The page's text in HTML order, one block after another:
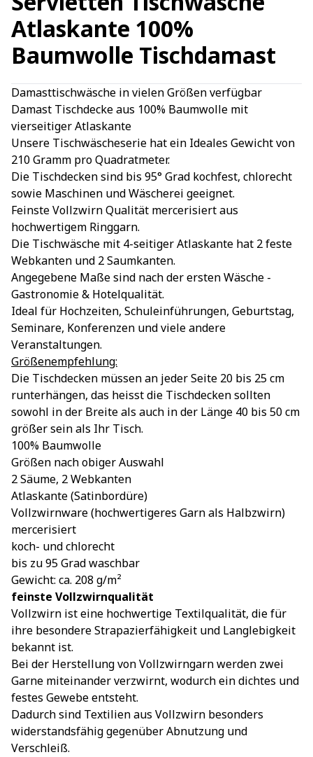
Atlaskante 100%
Baumwolle Tischdamast
Damasttischwäsche in vielen Größen verfügbar
Damast Tischdecke aus 100% Baumwolle mit
vierseitiger Atlaskante
Unsere Tischwäscheserie hat ein Ideales Gewicht von
210 Gramm pro Quadratmeter.
Die Tischdecken sind bis 95° Grad kochfest, chlorecht
sowie Maschinen und Wäscherei geeignet.
Feinste Vollzwirn Qualität mercerisiert aus
hochwertigem Ringgarn.
Die Tischwäsche mit 4-seitiger Atlaskante hat 2 feste
Webkanten und 2 Saumkanten.
Angegebene Maße sind nach der ersten Wäsche -
Gastronomie & Hotelqualität.
Ideal für Hochzeiten, Schuleinführungen, Geburtstag,
Seminare, Konferenzen und viele andere
Veranstaltungen.
Größenempfehlung:
Die Tischdecken müssen an jeder Seite 20 bis 25 cm
runterhängen, das heisst die Tischdecken sollten
sowohl in der Breite als auch in der Länge 40 bis 50 cm
größer sein als Ihr Tisch.
100% Baumwolle
Größen nach obiger Auswahl
2 Säume, 2 Webkanten
Atlaskante (Satinbordüre)
Vollzwirnware (hochwertigeres Garn als Halbzwirn)
mercerisiert
koch- und chlorecht
bis zu 95 Grad waschbar
Gewicht: ca. 208 g/m²
feinste Vollzwirnqualität
Vollzwirn ist eine hochwertige Textilqualität, die für
ihre besondere Strapazierfähigkeit und Langlebigkeit
bekannt ist.
Bei der Herstellung von Vollzwirngarn werden zwei
Garne miteinander verzwirnt, wodurch ein dichtes und
festes Gewebe entsteht.
Dadurch sind Textilien aus Vollzwirn besonders
widerstandsfähig gegenüber Abnutzung und
Verschleiß.